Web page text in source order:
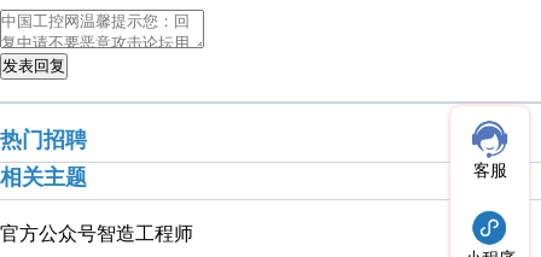
发表回复
热门招聘
相关主题
官方公众号智造工程师
客服